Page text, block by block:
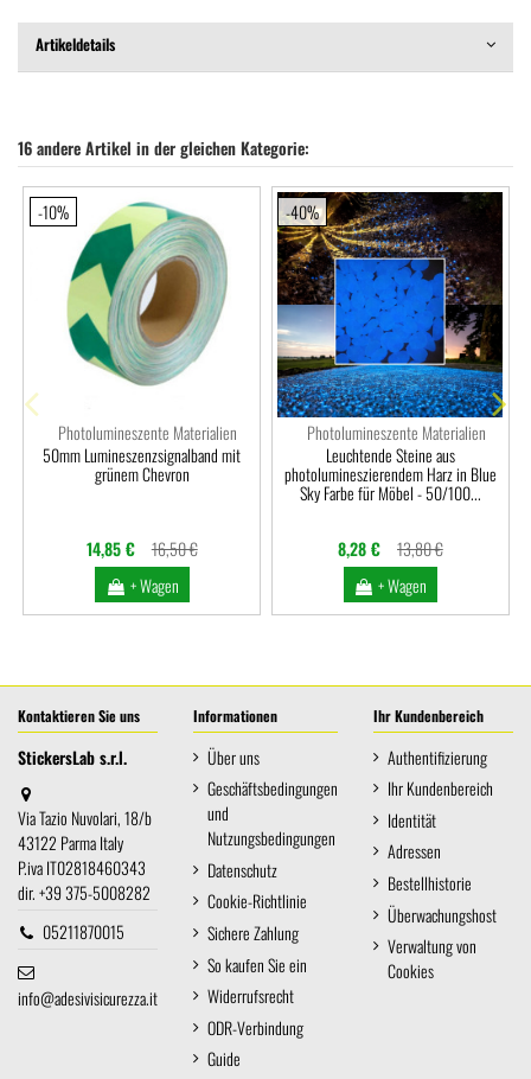
Artikeldetails
16 andere Artikel in der gleichen Kategorie:
-10%
Photolumineszente Materialien
50mm Lumineszenzsignalband mit
grünem Chevron
14,85 €
16,50 €
+ Wagen
-40%
Photolumineszente Materialien
Leuchtende Steine ​​aus
photolumineszierendem Harz in Blue
Sky Farbe für Möbel - 50/100...
8,28 €
13,80 €
+ Wagen
Kontaktieren Sie uns
StickersLab s.r.l.
Via Tazio Nuvolari, 18/b
43122 Parma Italy
P.iva IT02818460343
dir. +39 375-5008282
05211870015
info@adesivisicurezza.it
Informationen
Über uns
Geschäftsbedingungen
und
Nutzungsbedingungen
Datenschutz
Cookie-Richtlinie
Sichere Zahlung
So kaufen Sie ein
Widerrufsrecht
ODR-Verbindung
Guide
Ihr Kundenbereich
Authentifizierung
Ihr Kundenbereich
Identität
Adressen
Bestellhistorie
Überwachungshost
Verwaltung von
Cookies